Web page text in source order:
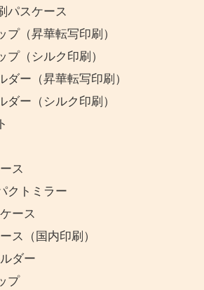
パスケース
プ（昇華転写印刷）
（シルク印刷）
ー（昇華転写印刷）
ー（シルク印刷）
ス
クトミラー
ース
ス（国内印刷）
ダー
プ